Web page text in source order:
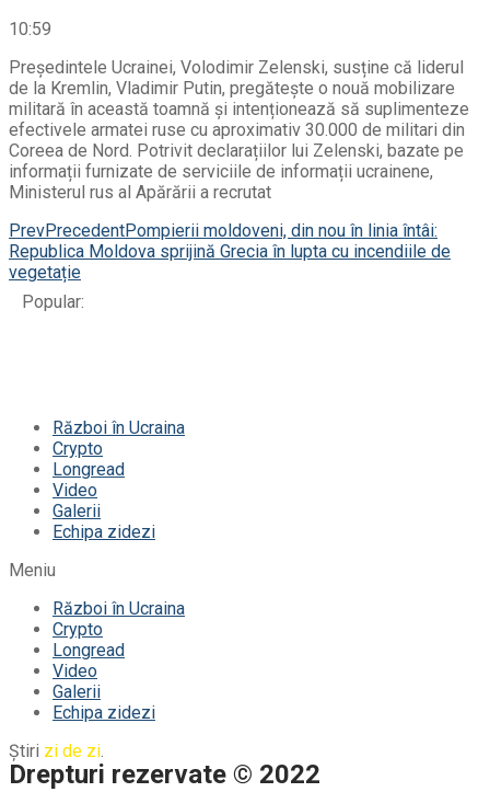
10:59
Președintele Ucrainei, Volodimir Zelenski, susține că liderul
de la Kremlin, Vladimir Putin, pregătește o nouă mobilizare
militară în această toamnă și intenționează să suplimenteze
efectivele armatei ruse cu aproximativ 30.000 de militari din
Coreea de Nord. Potrivit declarațiilor lui Zelenski, bazate pe
informații furnizate de serviciile de informații ucrainene,
Ministerul rus al Apărării a recrutat
PrevPrecedentPompierii moldoveni, din nou în linia întâi:
Republica Moldova sprijină Grecia în lupta cu incendiile de
vegetație
Popular:
Război în Ucraina
Crypto
Longread
Video
Galerii
Echipa zidezi
Meniu
Război în Ucraina
Crypto
Longread
Video
Galerii
Echipa zidezi
Știri zi de zi.
Drepturi rezervate © 2022